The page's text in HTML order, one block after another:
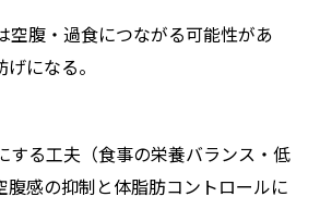
空腹・過食につながる可能性があ
になる。
する工夫（食事の栄養バランス・低
腹感の抑制と体脂肪コントロールに